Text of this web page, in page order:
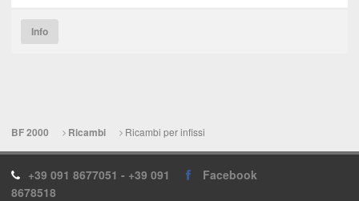
Info
BF 2000 Ricambi Ricambi per infissi
+39 091 8677051 - +39 091
8678518
Facebook